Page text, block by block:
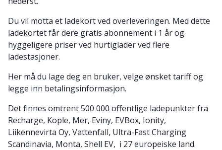
Du vil motta et ladekort ved overleveringen. Med dette
ladekortet får dere gratis abonnement i 1 år og
hyggeligere priser ved hurtiglader ved flere
ladestasjoner.
Her må du lage deg en bruker, velge ønsket tariff og
legge inn betalingsinformasjon.
Det finnes omtrent 500 000 offentlige ladepunkter fra
Recharge, Kople, Mer, Eviny, EVBox, Ionity,
Liikennevirta Oy, Vattenfall, Ultra-Fast Charging
Scandinavia, Monta, Shell EV, i 27 europeiske land.